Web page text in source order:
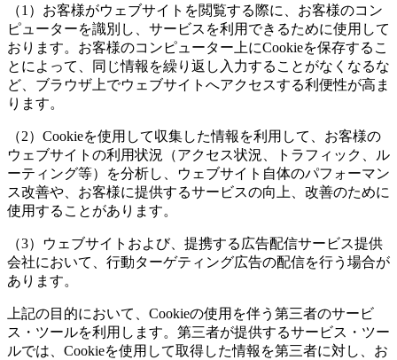
（1）お客様がウェブサイトを閲覧する際に、お客様のコン
ピューターを識別し、サービスを利用できるために使用して
おります。お客様のコンピューター上にCookieを保存するこ
とによって、同じ情報を繰り返し入力することがなくなるな
ど、ブラウザ上でウェブサイトへアクセスする利便性が高ま
ります。
（2）Cookieを使用して収集した情報を利用して、お客様の
ウェブサイトの利用状況（アクセス状況、トラフィック、ル
ーティング等）を分析し、ウェブサイト自体のパフォーマン
ス改善や、お客様に提供するサービスの向上、改善のために
使用することがあります。
（3）ウェブサイトおよび、提携する広告配信サービス提供
会社において、行動ターゲティング広告の配信を行う場合が
あります。
上記の目的において、Cookieの使用を伴う第三者のサービ
ス・ツールを利用します。第三者が提供するサービス・ツー
ルでは、Cookieを使用して取得した情報を第三者に対し、お